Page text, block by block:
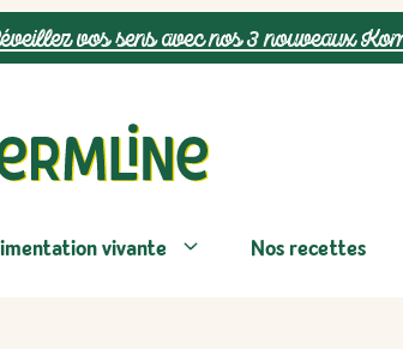
vos sens avec nos 3 nouveaux
vivante Nos recettes